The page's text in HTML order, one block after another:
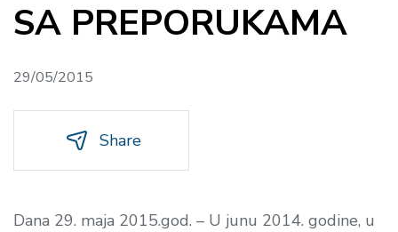
SA PREPORUKAMA
29/05/2015
Share
Dana 29. maja 2015.god. – U junu 2014. godine, u